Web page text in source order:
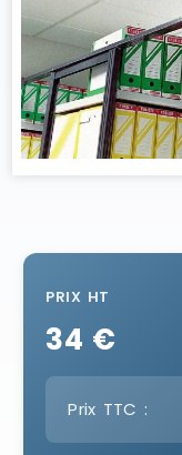
PRIX HT
34 €
Prix TTC :